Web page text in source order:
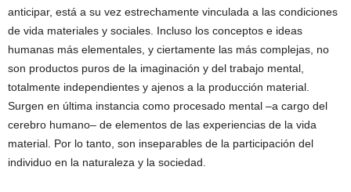
anticipar, está a su vez estrechamente vinculada a las condiciones
de vida materiales y sociales. Incluso los conceptos e ideas
humanas más elementales, y ciertamente las más complejas, no
son productos puros de la imaginación y del trabajo mental,
totalmente independientes y ajenos a la producción material.
Surgen en última instancia como procesado mental –a cargo del
cerebro humano– de elementos de las experiencias de la vida
material. Por lo tanto, son inseparables de la participación del
individuo en la naturaleza y la sociedad.